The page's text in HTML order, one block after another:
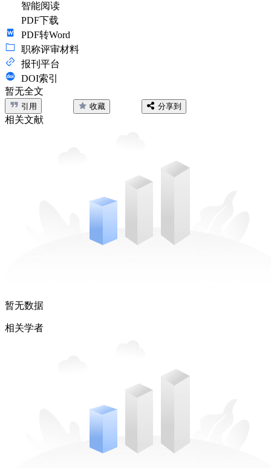
智能阅读
PDF下载
PDF转Word
职称评审材料
报刊平台
DOI索引
暂无全文
引用 收藏 分享到
相关文献
暂无数据
相关学者